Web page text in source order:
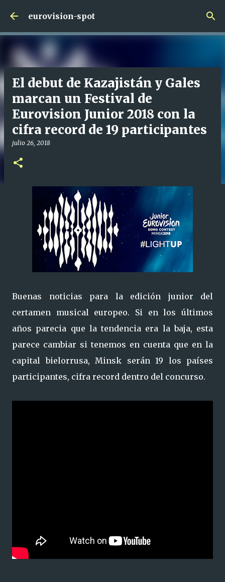
Ir al contenido principal
eurovision-spot
El debut de Kazajistán y Gales
marcan un Festival de
Eurovision Junior 2018 con la
cifra record de 19 participantes
julio 26, 2018
Buenas noticias para la edición junior del
certamen musical europeo. Si en los últimos
años parecia que la tendencia era la baja, esta
parece cambiar si tenemos en cuenta que en la
capital bielorrusa, Minsk serán 19 los países
participantes, cifra record dentro del concurso.